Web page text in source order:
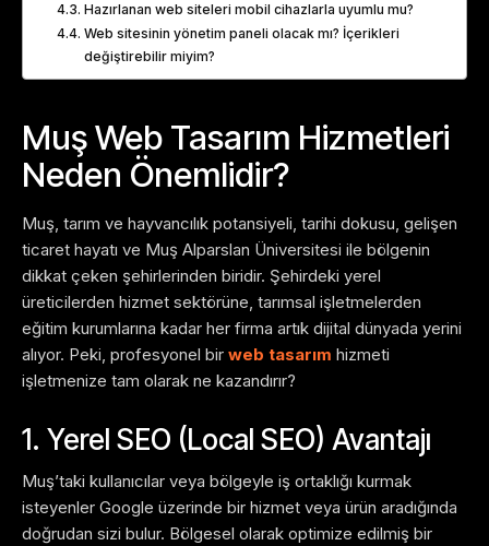
Hazırlanan web siteleri mobil cihazlarla uyumlu mu?
Web sitesinin yönetim paneli olacak mı? İçerikleri
değiştirebilir miyim?
Muş Web Tasarım Hizmetleri
Neden Önemlidir?
Muş, tarım ve hayvancılık potansiyeli, tarihi dokusu, gelişen
ticaret hayatı ve Muş Alparslan Üniversitesi ile bölgenin
dikkat çeken şehirlerinden biridir. Şehirdeki yerel
üreticilerden hizmet sektörüne, tarımsal işletmelerden
eğitim kurumlarına kadar her firma artık dijital dünyada yerini
alıyor. Peki, profesyonel bir web tasarım hizmeti
işletmenize tam olarak ne kazandırır?
1. Yerel SEO (Local SEO) Avantajı
Muş’taki kullanıcılar veya bölgeyle iş ortaklığı kurmak
isteyenler Google üzerinde bir hizmet veya ürün aradığında
doğrudan sizi bulur. Bölgesel olarak optimize edilmiş bir